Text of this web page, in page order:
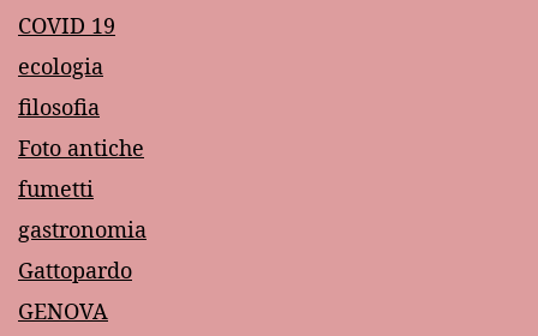
COVID 19
ecologia
filosofia
Foto antiche
fumetti
gastronomia
Gattopardo
GENOVA